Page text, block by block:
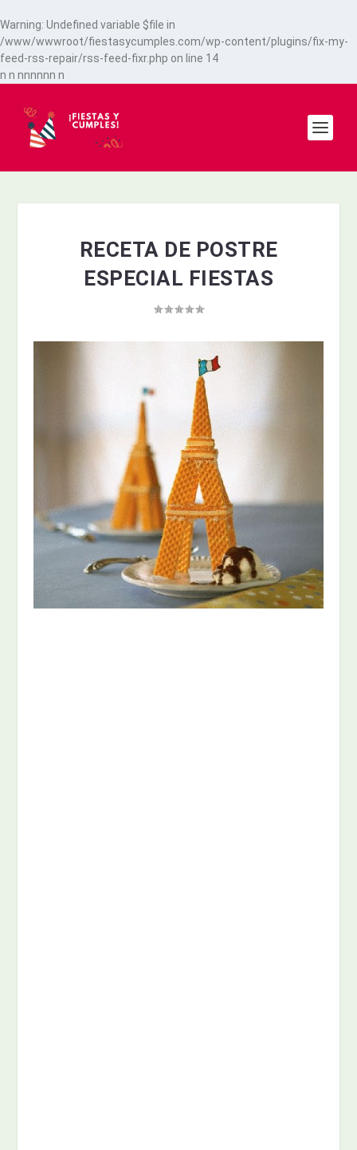
Warning: Undefined variable $file in
/www/wwwroot/fiestasycumples.com/wp-content/plugins/fix-my-
feed-rss-repair/rss-feed-fixr.php on line 14
n n nnnnnn n
RECETA DE POSTRE
ESPECIAL FIESTAS